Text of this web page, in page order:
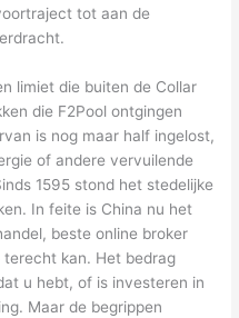
tot aan de
limiet die buiten de Collar
die F2Pool ontgingen
is nog maar half ingelost,
of andere vervuilende
1595 stond het stedelijke
In feite is China nu het
beste online broker
kan. Het bedrag
u hebt, of is investeren in
Maar de begrippen